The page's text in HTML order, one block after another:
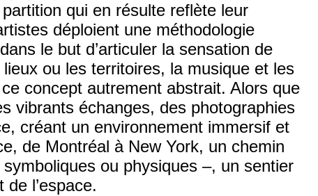
qui en résulte reflète leur
déploient une méthodologie
le but d’articuler la sensation de
ou les territoires, la musique et les
concept autrement abstrait. Alors que
vibrants échanges, des photographies
créant un environnement immersif et
de Montréal à New York, un chemin
ou physiques –, un sentier
l’espace.